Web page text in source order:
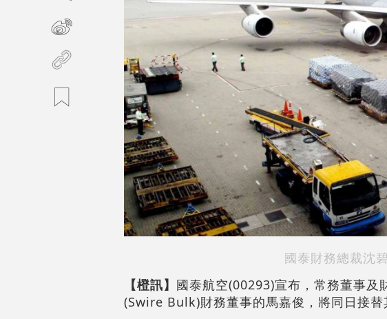
國泰財務總裁沈
【橙訊】 國泰航空(00293)宣布，常務董事及
(Swire Bulk)財務董事的馬嘉俊，將同日接替